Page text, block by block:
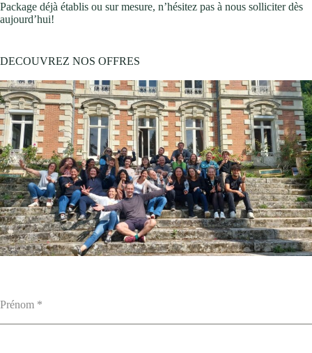
Package déjà établis ou sur mesure, n’hésitez pas à nous solliciter dès
aujourd’hui!
DECOUVREZ NOS OFFRES
Prénom *